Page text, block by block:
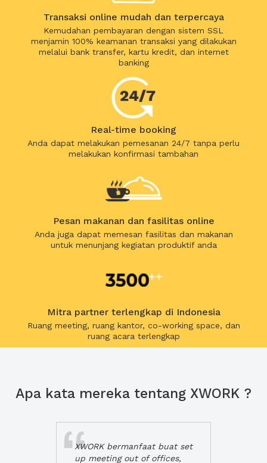
Transaksi online mudah dan terpercaya
Kemudahan pembayaran dengan sistem SSL
menjamin 100% keamanan transaksi yang dilakukan
melalui bank transfer, kartu kredit, dan internet
banking
Real-time booking
Anda dapat melakukan pemesanan 24/7 tanpa perlu
melakukan konfirmasi tambahan
Pesan makanan dan fasilitas online
Anda juga dapat memesan fasilitas dan makanan
untuk menunjang kegiatan produktif anda
Mitra partner terlengkap di Indonesia
Ruang meeting, ruang kantor, co-working space, dan
ruang acara terlengkap
Apa kata mereka tentang XWORK ?
XWORK bermanfaat buat set
up meeting out of offices,